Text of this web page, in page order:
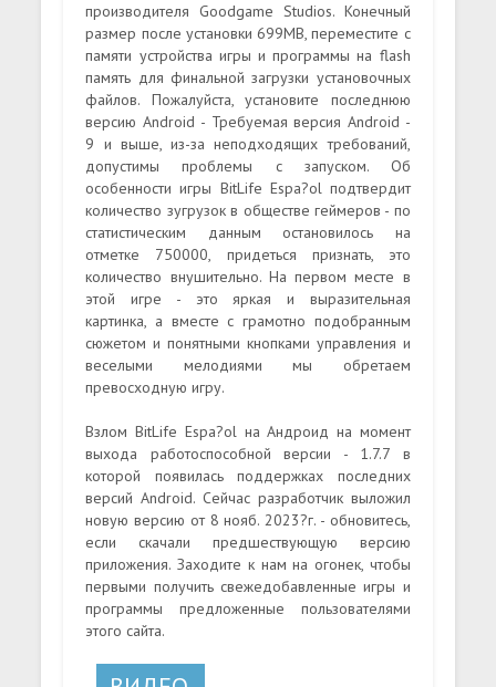
производителя Goodgame Studios. Конечный
размер после установки 699MB, переместите с
памяти устройства игры и программы на flash
память для финальной загрузки установочных
файлов. Пожалуйста, установите последнюю
версию Android - Требуемая версия Android -
9 и выше, из-за неподходящих требований,
допустимы проблемы с запуском. Об
особенности игры BitLife Espa?ol подтвердит
количество зугрузок в обществе геймеров - по
статистическим данным остановилось на
отметке 750000, придеться признать, это
количество внушительно. На первом месте в
этой игре - это яркая и выразительная
картинка, а вместе с грамотно подобранным
сюжетом и понятными кнопками управления и
веселыми мелодиями мы обретаем
превосходную игру.
Взлом BitLife Espa?ol на Андроид на момент
выхода работоспособной версии - 1.7.7 в
которой появилась поддержках последних
версий Android. Сейчас разработчик выложил
новую версию от 8 нояб. 2023?г. - обновитесь,
если скачали предшествующую версию
приложения. Заходите к нам на огонек, чтобы
первыми получить свежедобавленные игры и
программы предложенные пользователями
этого сайта.